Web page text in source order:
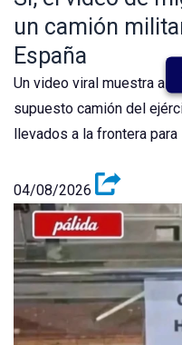
un camión
España
Un video viral muestra a
supuesto camión del
llevados a la frontera
04/08/2026